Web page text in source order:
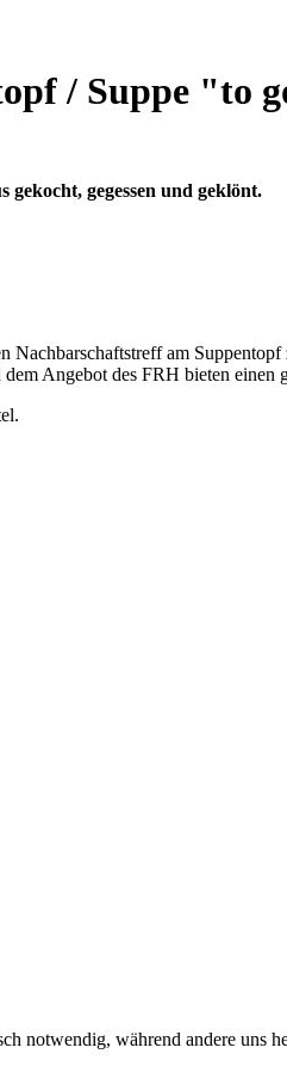
/ Suppe "to
gegessen und geklönt.
Nachbarschaftstreff am
Angebot des FRH bieten einen
notwendig, während andere uns